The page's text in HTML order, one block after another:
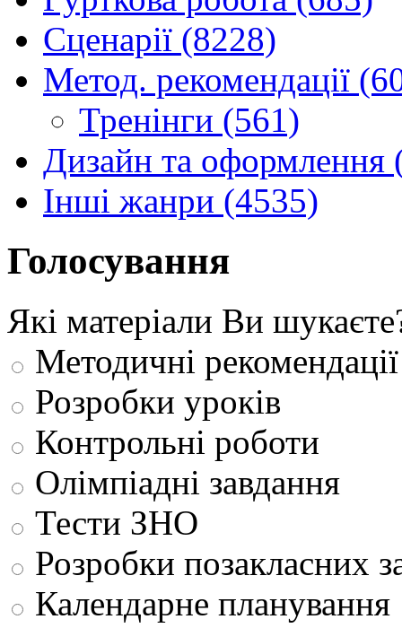
Сценарії (8228)
Метод. рекомендації
Тренінги (561)
Дизайн та оформлення
Інші жанри (4535)
Голосування
Які матеріали Ви
Методичні рекомендації
Розробки уроків
Контрольні роботи
Олімпіадні завдання
Тести ЗНО
Розробки позакласних
Календарне планування